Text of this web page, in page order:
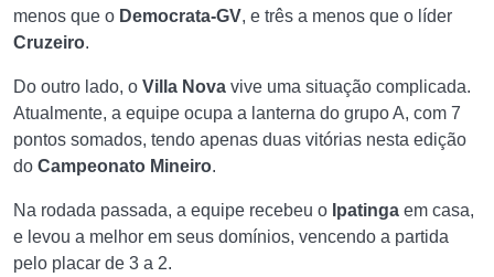
menos que o Democrata-GV, e três a menos que o líder
Cruzeiro.
Do outro lado, o Villa Nova vive uma situação complicada.
Atualmente, a equipe ocupa a lanterna do grupo A, com 7
pontos somados, tendo apenas duas vitórias nesta edição
do Campeonato Mineiro.
Na rodada passada, a equipe recebeu o Ipatinga em casa,
e levou a melhor em seus domínios, vencendo a partida
pelo placar de 3 a 2.